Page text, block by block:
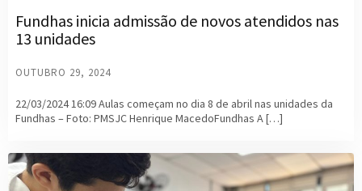
Fundhas inicia admissão de novos atendidos nas
13 unidades
OUTUBRO 29, 2024
22/03/2024 16:09 Aulas começam no dia 8 de abril nas unidades da
Fundhas – Foto: PMSJC Henrique MacedoFundhas A […]